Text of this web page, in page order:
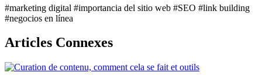
#marketing digital #importancia del sitio web #SEO #link building
#negocios en línea
Articles Connexes